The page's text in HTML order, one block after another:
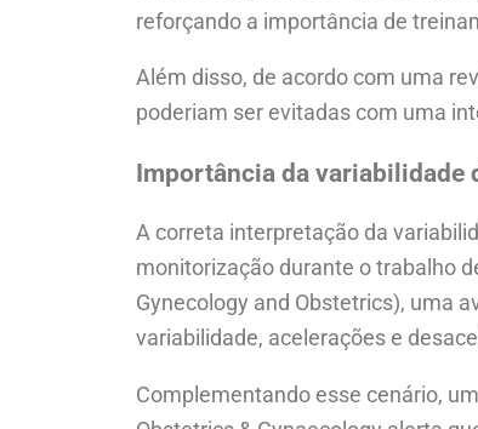
reforçando a importância de
Além disso, de acordo com uma
poderiam ser evitadas com uma
Importância da variabilidade
A correta interpretação da
monitorização durante o trabalho
Gynecology and Obstetrics), uma
variabilidade, acelerações e
Complementando esse cenário,